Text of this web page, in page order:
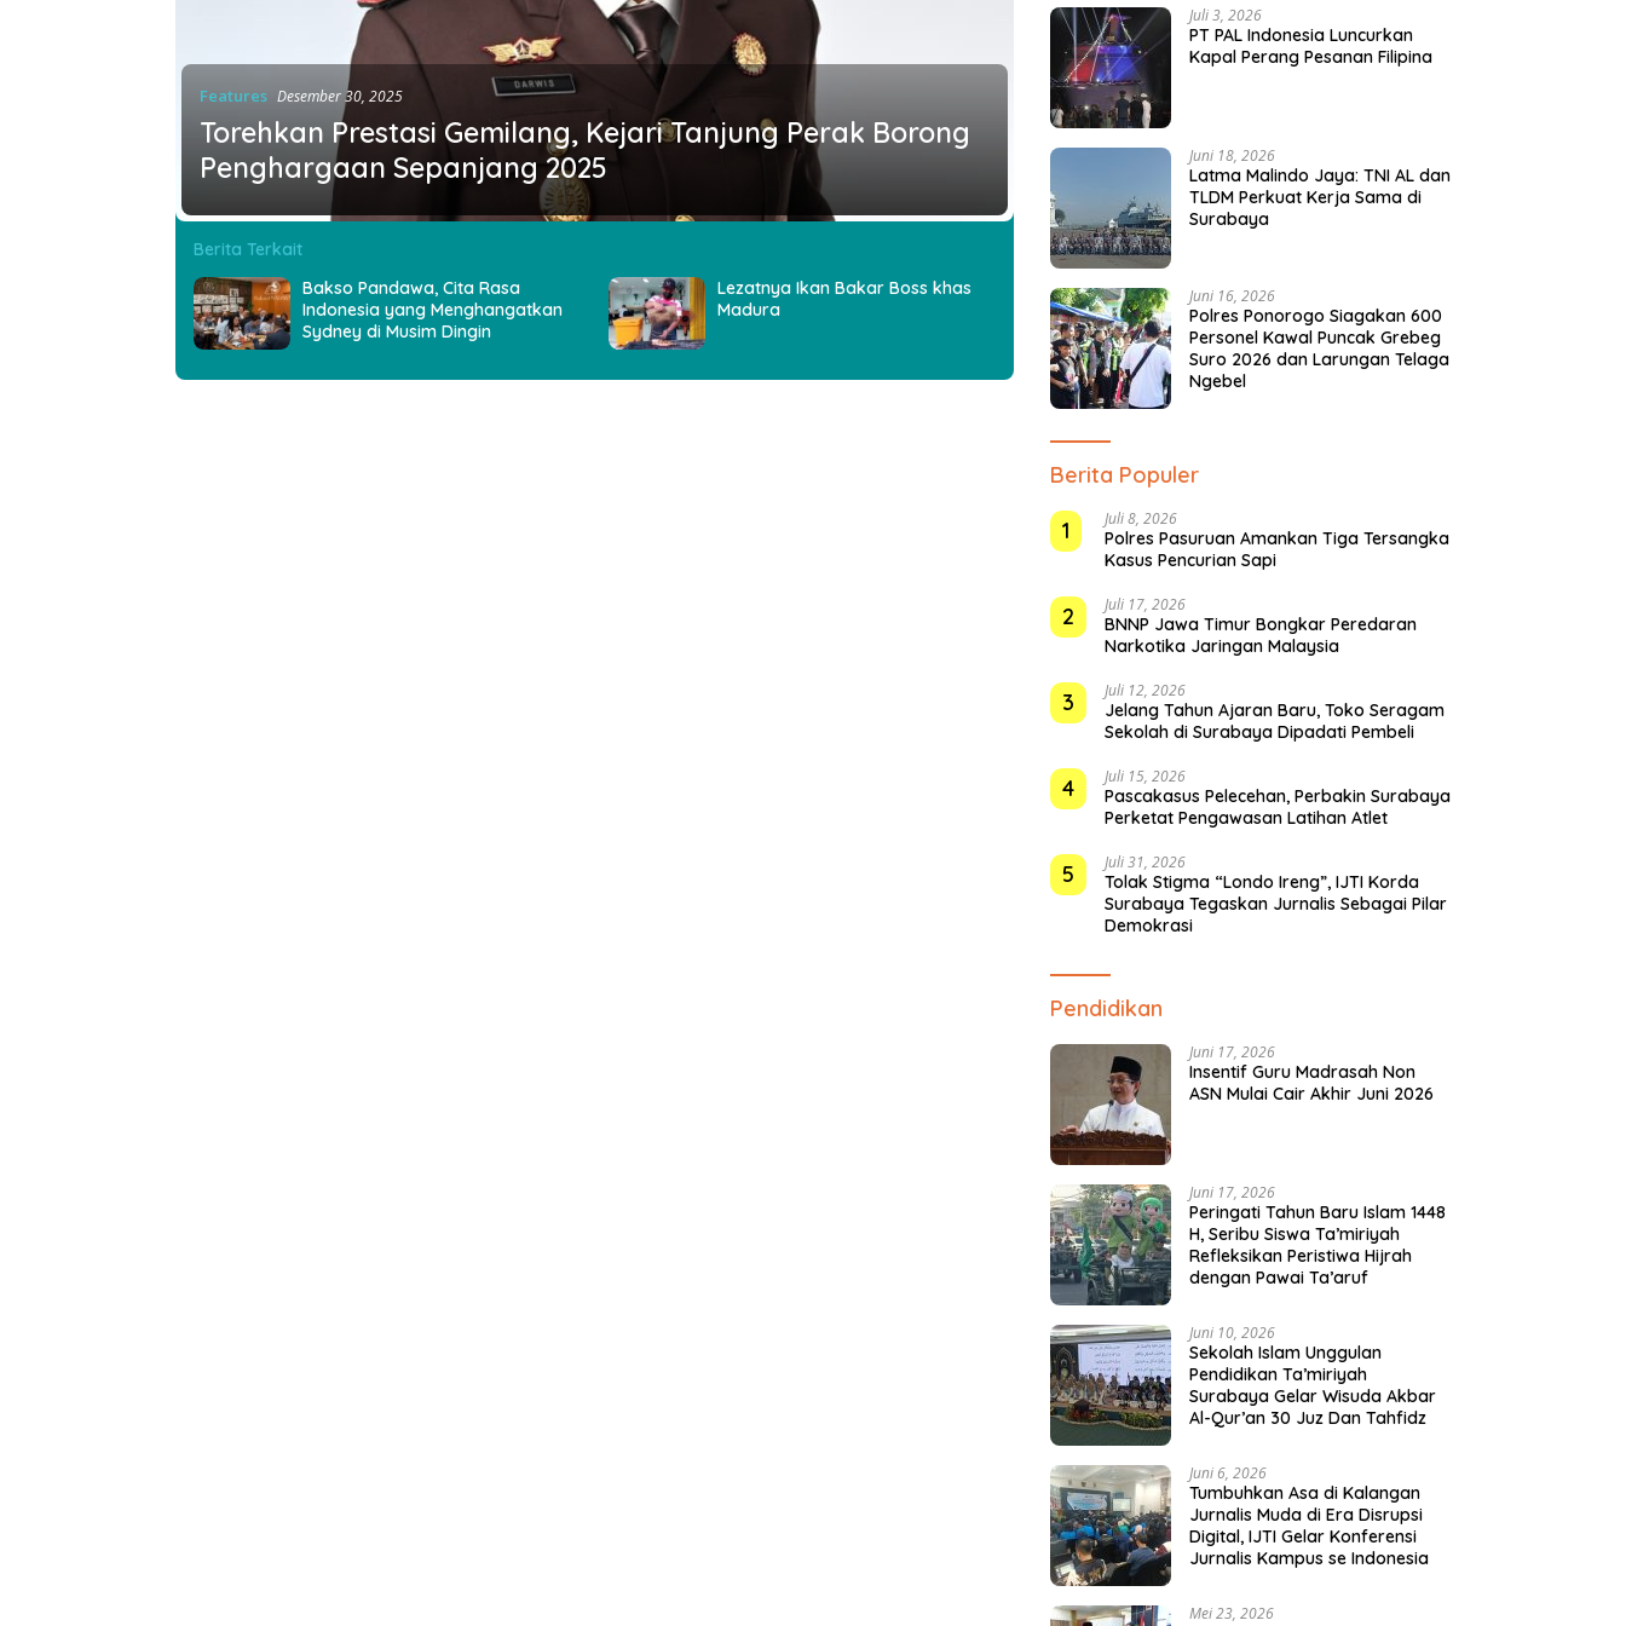
Features Desember 30, 2025
Torehkan Prestasi Gemilang, Kejari Tanjung Perak Borong
Penghargaan Sepanjang 2025
Berita Terkait
Bakso Pandawa, Cita Rasa
Indonesia yang Menghangatkan
Sydney di Musim Dingin
Lezatnya Ikan Bakar Boss khas
Madura
Juli 3, 2026
PT PAL Indonesia Luncurkan
Kapal Perang Pesanan Filipina
Juni 18, 2026
Latma Malindo Jaya: TNI AL dan
TLDM Perkuat Kerja Sama di
Surabaya
Juni 16, 2026
Polres Ponorogo Siagakan 600
Personel Kawal Puncak Grebeg
Suro 2026 dan Larungan Telaga
Ngebel
Berita Populer
1
Juli 8, 2026
Polres Pasuruan Amankan Tiga Tersangka
Kasus Pencurian Sapi
2 Juli 17, 2026
BNNP Jawa Timur Bongkar Peredaran
Narkotika Jaringan Malaysia
3 Juli 12, 2026
Jelang Tahun Ajaran Baru, Toko Seragam
Sekolah di Surabaya Dipadati Pembeli
4 Juli 15, 2026
Pascakasus Pelecehan, Perbakin Surabaya
Perketat Pengawasan Latihan Atlet
5 Juli 31, 2026
Tolak Stigma “Londo Ireng”, IJTI Korda
Surabaya Tegaskan Jurnalis Sebagai Pilar
Demokrasi
Pendidikan
Juni 17, 2026
Insentif Guru Madrasah Non
ASN Mulai Cair Akhir Juni 2026
Juni 17, 2026
Peringati Tahun Baru Islam 1448
H, Seribu Siswa Ta’miriyah
Refleksikan Peristiwa Hijrah
dengan Pawai Ta’aruf
Juni 10, 2026
Sekolah Islam Unggulan
Pendidikan Ta’miriyah
Surabaya Gelar Wisuda Akbar
Al-Qur’an 30 Juz Dan Tahfidz
Juni 6, 2026
Tumbuhkan Asa di Kalangan
Jurnalis Muda di Era Disrupsi
Digital, IJTI Gelar Konferensi
Jurnalis Kampus se Indonesia
Mei 23, 2026